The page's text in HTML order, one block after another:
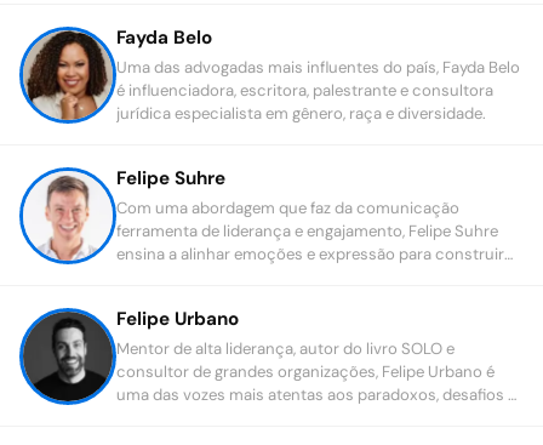
Fayda Belo
Uma das advogadas mais influentes do país, Fayda Belo
é influenciadora, escritora, palestrante e consultora
jurídica especialista em gênero, raça e diversidade.
Felipe Suhre
Com uma abordagem que faz da comunicação
ferramenta de liderança e engajamento, Felipe Suhre
ensina a alinhar emoções e expressão para construir
Felipe Urbano
Mentor de alta liderança, autor do livro SOLO e
consultor de grandes organizações, Felipe Urbano é
uma das vozes mais atentas aos paradoxos, desafios e